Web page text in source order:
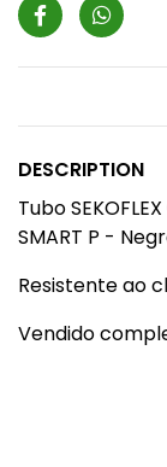
DESCRIPTION
Tubo
SMART P -
Resistente ao
Vendido